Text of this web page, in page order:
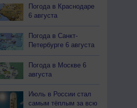
Погода в Краснодаре
6 августа
Погода в Санкт-
Петербурге 6 августа
Погода в Москве 6
августа
Июль в России стал
самым тёплым за всю